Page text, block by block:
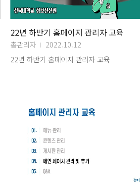
22년 하반기 홈페이지 관리자 교육
총관리자
2022.10.12
22년 하반기 홈페이지 관리자 교육